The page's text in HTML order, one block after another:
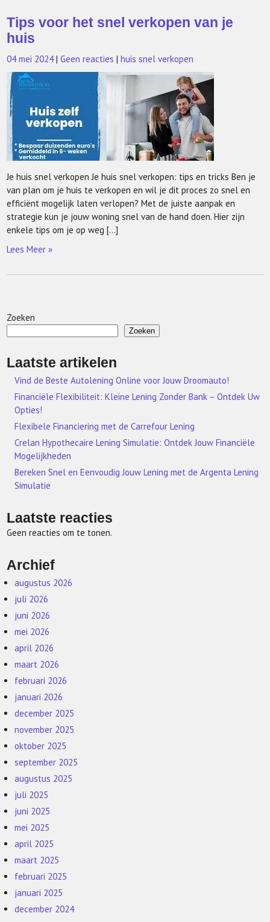
Tips voor het snel verkopen van je
huis
04 mei 2024 |Geen reacties |huis snel verkopen
Je huis snel verkopen Je huis snel verkopen: tips en tricks Ben je
van plan om je huis te verkopen en wil je dit proces zo snel en
efficiënt mogelijk laten verlopen? Met de juiste aanpak en
strategie kun je jouw woning snel van de hand doen. Hier zijn
enkele tips om je op weg […]
Lees Meer »
Zoeken
Zoeken
Laatste artikelen
Vind de Beste Autolening Online voor Jouw Droomauto!
Financiële Flexibiliteit: Kleine Lening Zonder Bank – Ontdek Uw
Opties!
Flexibele Financiering met de Carrefour Lening
Crelan Hypothecaire Lening Simulatie: Ontdek Jouw Financiële
Mogelijkheden
Bereken Snel en Eenvoudig Jouw Lening met de Argenta Lening
Simulatie
Laatste reacties
Geen reacties om te tonen.
Archief
augustus 2026
juli 2026
juni 2026
mei 2026
april 2026
maart 2026
februari 2026
januari 2026
december 2025
november 2025
oktober 2025
september 2025
augustus 2025
juli 2025
juni 2025
mei 2025
april 2025
maart 2025
februari 2025
januari 2025
december 2024